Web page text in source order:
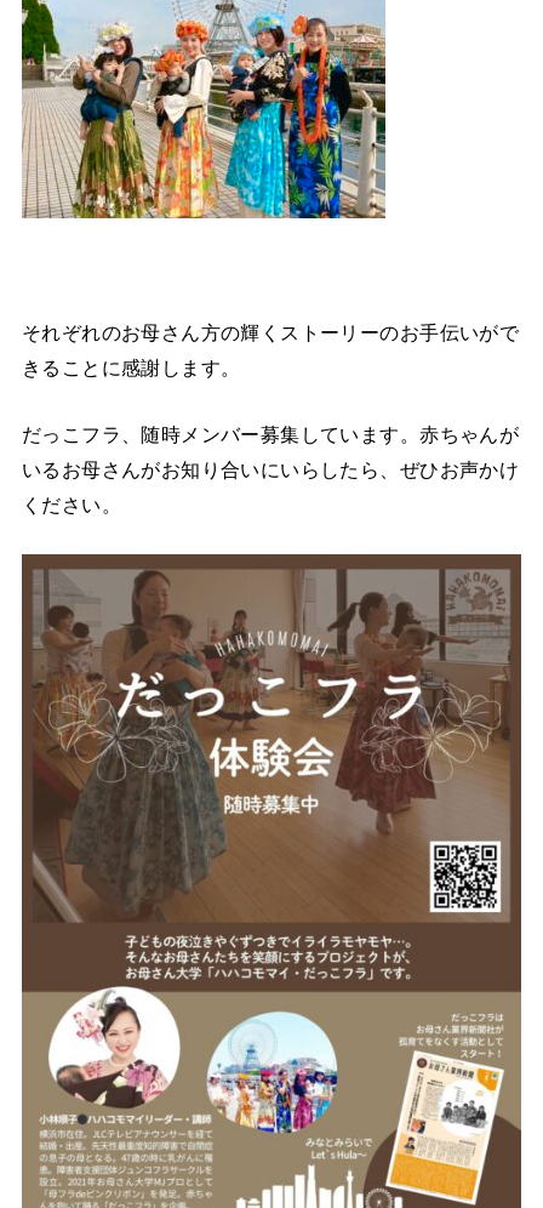
それぞれのお母さん方の輝くストーリーのお手伝いがで
きることに感謝します。
だっこフラ、随時メンバー募集しています。赤ちゃんが
いるお母さんがお知り合いにいらしたら、ぜひお声かけ
ください。